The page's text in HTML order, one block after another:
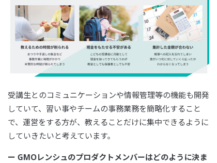
受講生とのコミュニケーションや情報管理等の機能も開発
していて、習い事やチームの事務業務を簡略化すること
で、運営をする方が、教えることだけに集中できるように
していきたいと考えています。
ー GMOレンシュのプロダクトメンバーはどのように決ま